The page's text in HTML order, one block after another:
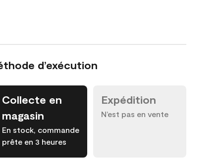
d’exécution
Collecte en
magasin
En stock, commande
prête en 3 heures
Expédition
N’est pas en vente